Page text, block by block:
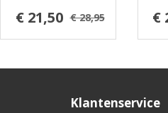
€ 21,50 € 28,95 €
Klantenservice